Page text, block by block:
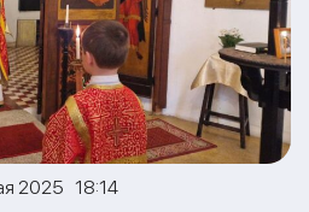
2025 18:14